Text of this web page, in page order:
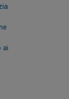
ai